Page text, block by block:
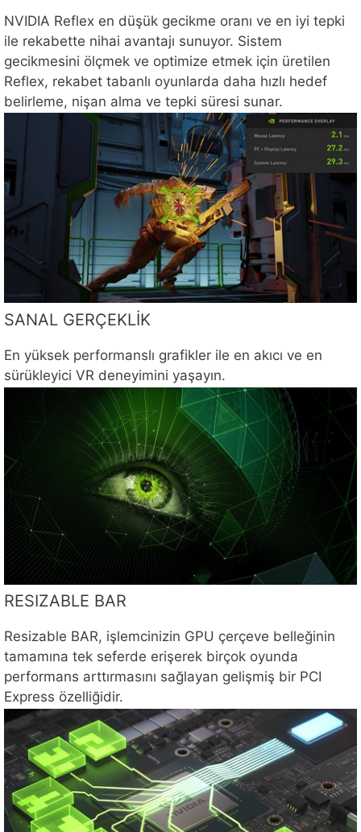
NVIDIA Reflex en düşük gecikme oranı ve en iyi tepki
ile rekabette nihai avantajı sunuyor. Sistem
gecikmesini ölçmek ve optimize etmek için üretilen
Reflex, rekabet tabanlı oyunlarda daha hızlı hedef
belirleme, nişan alma ve tepki süresi sunar.
SANAL GERÇEKLİK
En yüksek performanslı grafikler ile en akıcı ve en
sürükleyici VR deneyimini yaşayın.
RESIZABLE BAR
Resizable BAR, işlemcinizin GPU çerçeve belleğinin
tamamına tek seferde erişerek birçok oyunda
performans arttırmasını sağlayan gelişmiş bir PCI
Express özelliğidir.